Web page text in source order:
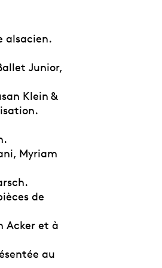
alsacien.
Junior,
Klein &
Myriam
de
Acker et à
au